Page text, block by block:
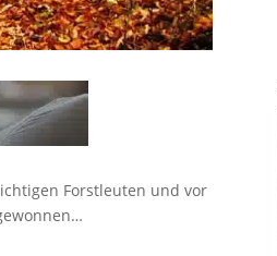
Forstleuten und vor